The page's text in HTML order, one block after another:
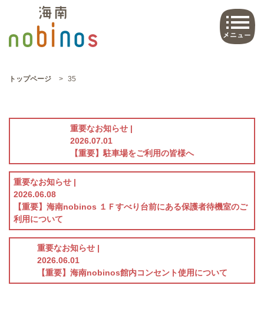
トップページ > 35
重要なお知らせ |
2026.07.01
【重要】駐車場をご利用の皆様へ
重要なお知らせ |
2026.06.08
【重要】海南nobinos １Ｆすべり台前にある保護者待機室のご
利用について
重要なお知らせ |
2026.06.01
【重要】海南nobinos館内コンセント使用について